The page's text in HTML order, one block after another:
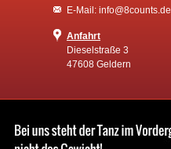
E-Mail: info@8counts.de
Anfahrt
Dieselstraße 3
47608 Geldern